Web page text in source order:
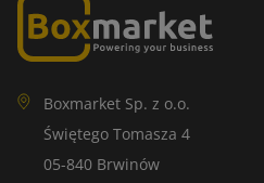
Boxmarket Sp. z o.o.
Świętego Tomasza 4
05-840 Brwinów